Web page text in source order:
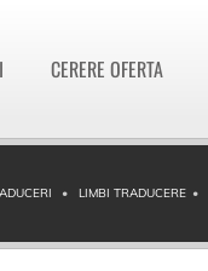
CERERE OFERTA
LIMBI TRADUCERE